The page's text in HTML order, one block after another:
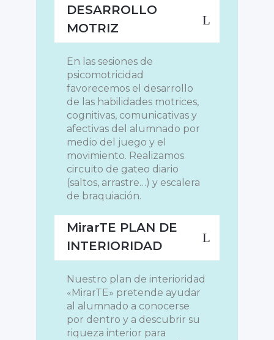
DESARROLLO
MOTRIZ
En las sesiones de
psicomotricidad
favorecemos el desarrollo
de las habilidades motrices,
cognitivas, comunicativas y
afectivas del alumnado por
medio del juego y el
movimiento. Realizamos
circuito de gateo diario
(saltos, arrastre…) y escalera
de braquiación.
MirarTE PLAN DE
INTERIORIDAD
Nuestro plan de interioridad
«MirarTE» pretende ayudar
al alumnado a conocerse
por dentro y a descubrir su
riqueza interior para